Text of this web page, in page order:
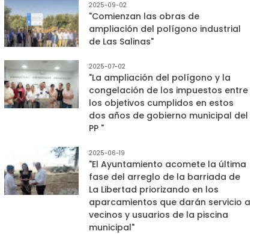
2025-09-02
"Comienzan las obras de
ampliación del polígono industrial
de Las Salinas"
2025-07-02
"La ampliación del polígono y la
congelación de los impuestos entre
los objetivos cumplidos en estos
dos años de gobierno municipal del
PP "
2025-06-19
"El Ayuntamiento acomete la última
fase del arreglo de la barriada de
La Libertad priorizando en los
aparcamientos que darán servicio a
vecinos y usuarios de la piscina
municipal"